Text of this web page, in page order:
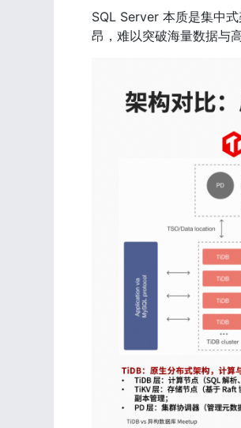
SQL Server 本质是集中
昂，难以突破海量数据与